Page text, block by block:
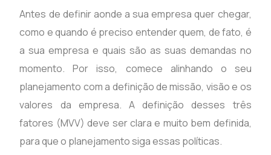
Antes de definir aonde a sua empresa quer chegar,
como e quando é preciso entender quem, de fato, é
a sua empresa e quais são as suas demandas no
momento. Por isso, comece alinhando o seu
planejamento com a definição de missão, visão e os
valores da empresa. A definição desses três
fatores (MVV) deve ser clara e muito bem definida,
para que o planejamento siga essas políticas.